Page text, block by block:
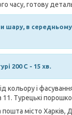
часу, готову
шару, в
200 C - 15 хв.
і фасування
Турецькі
місто Харків,